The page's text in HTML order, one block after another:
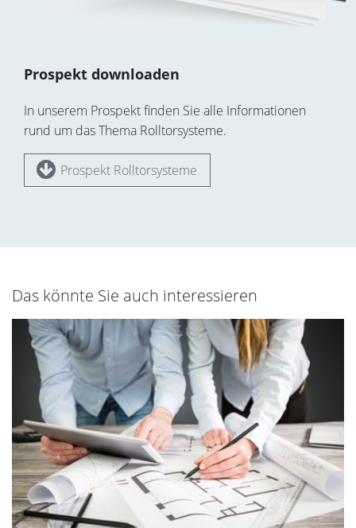
Prospekt downloaden
In unserem Prospekt finden Sie alle Informationen
rund um das Thema Rolltorsysteme.
Prospekt Rolltorsysteme
Das könnte Sie auch interessieren